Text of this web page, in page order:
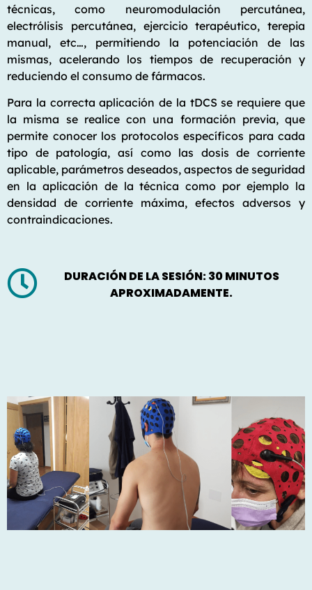
técnicas, como neuromodulación percutánea,
electrólisis percutánea, ejercicio terapéutico, terepia
manual, etc…, permitiendo la potenciación de las
mismas, acelerando los tiempos de recuperación y
reduciendo el consumo de fármacos.
Para la correcta aplicación de la tDCS se requiere que
la misma se realice con una formación previa, que
permite conocer los protocolos específicos para cada
tipo de patología, así como las dosis de corriente
aplicable, parámetros deseados, aspectos de seguridad
en la aplicación de la técnica como por ejemplo la
densidad de corriente máxima, efectos adversos y
contraindicaciones.
DURACIÓN DE LA SESIÓN: 30 MINUTOS
APROXIMADAMENTE.